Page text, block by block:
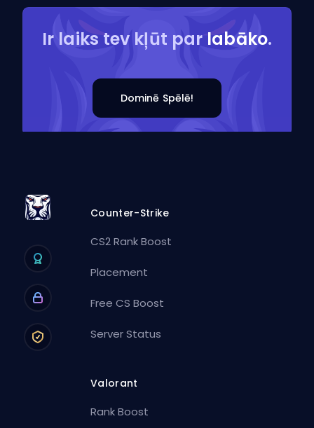
Ir laiks tev kļūt par labāko.
Dominē Spēlē!
Counter-Strike
CS2 Rank Boost
Placement
Free CS Boost
Server Status
Valorant
Rank Boost